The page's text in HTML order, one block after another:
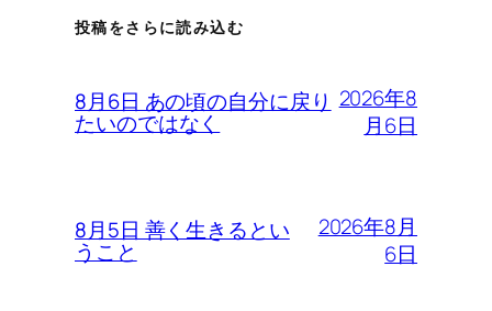
投稿をさらに読み込む
8月6日 あの頃の自分に戻り
たいのではなく
2026年8
月6日
8月5日 善く生きるとい
うこと
2026年8月
6日